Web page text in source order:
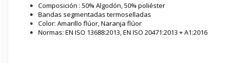
Composición : 50% Algodón, 50% poliéster
Bandas segmentadas termoselladas
Color: Amarillo flúor, Naranja flúor
Normas: EN ISO 13688:2013, EN ISO 20471:2013 + A1:2016